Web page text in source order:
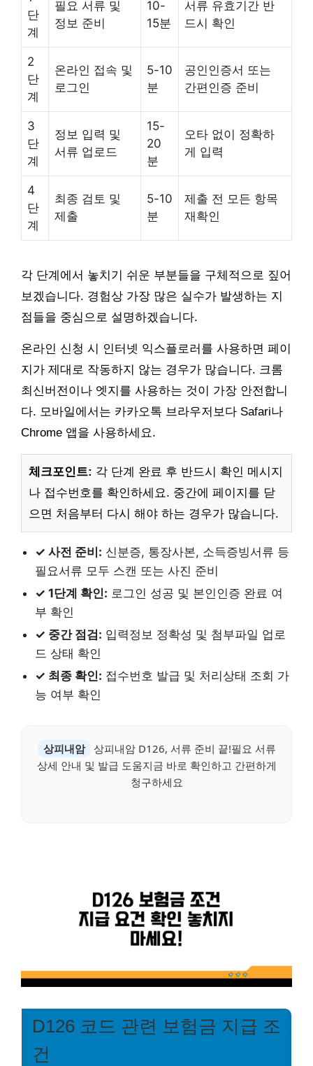
단
계
필요 서류 및
정보 준비
10-
15분
서류 유효기간 반
드시 확인
2
단
계
온라인 접속 및
로그인
5-10
분
공인인증서 또는
간편인증 준비
3
단
계
정보 입력 및
서류 업로드
15-
20
분
오타 없이 정확하
게 입력
4
단
계
최종 검토 및
제출
5-10
분
제출 전 모든 항목
재확인
각 단계에서 놓치기 쉬운 부분들을 구체적으로 짚어
보겠습니다. 경험상 가장 많은 실수가 발생하는 지
점들을 중심으로 설명하겠습니다.
온라인 신청 시 인터넷 익스플로러를 사용하면 페이
지가 제대로 작동하지 않는 경우가 많습니다. 크롬
최신버전이나 엣지를 사용하는 것이 가장 안전합니
다. 모바일에서는 카카오톡 브라우저보다 Safari나
Chrome 앱을 사용하세요.
체크포인트: 각 단계 완료 후 반드시 확인 메시지
나 접수번호를 확인하세요. 중간에 페이지를 닫
으면 처음부터 다시 해야 하는 경우가 많습니다.
✓ 사전 준비: 신분증, 통장사본, 소득증빙서류 등
필요서류 모두 스캔 또는 사진 준비
✓ 1단계 확인: 로그인 성공 및 본인인증 완료 여
부 확인
✓ 중간 점검: 입력정보 정확성 및 첨부파일 업로
드 상태 확인
✓ 최종 확인: 접수번호 발급 및 처리상태 조회 가
능 여부 확인
상피내암
상피내암 D126, 서류 준비 끝!필요 서류
상세 안내 및 발급 도움지금 바로 확인하고 간편하게
청구하세요
D126 코드 관련 보험금 지급 조
건